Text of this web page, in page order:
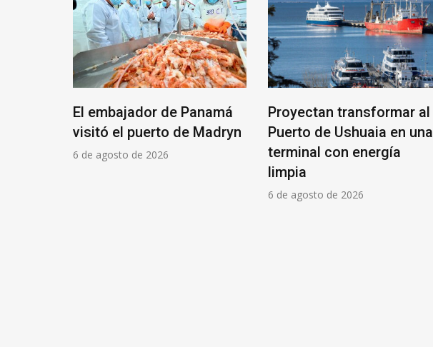
El embajador de Panamá
visitó el puerto de Madryn
6 de agosto de 2026
Proyectan transformar al
Puerto de Ushuaia en una
terminal con energía
limpia
6 de agosto de 2026